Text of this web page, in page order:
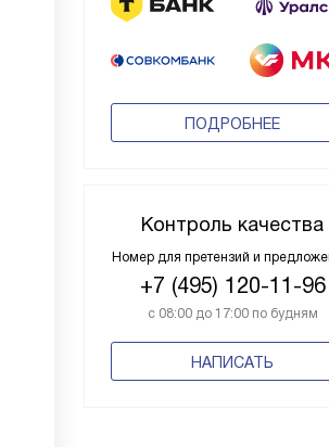
ПОДРОБНЕЕ
Контроль качества
Номер для претензий и
+7 (495) 120-11-96
с 08:00 до 17:00 по будням
НАПИСАТЬ